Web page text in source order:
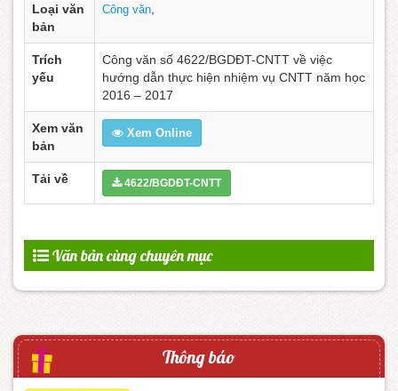
Loại văn
bản
Công văn
Trích
yếu
Công văn số 4622/BGDĐT-CNTT về việc
hướng dẫn thực hiện nhiệm vụ CNTT năm học
2016 – 2017
Xem văn
bản
Xem Online
Tải về 4622/BGDĐT-CNTT
Văn bản cùng chuyên mục
Thông báo